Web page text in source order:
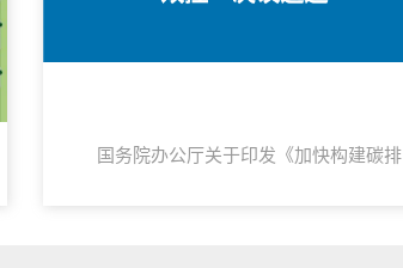
国务院办公厅关于印发《加快构建碳排